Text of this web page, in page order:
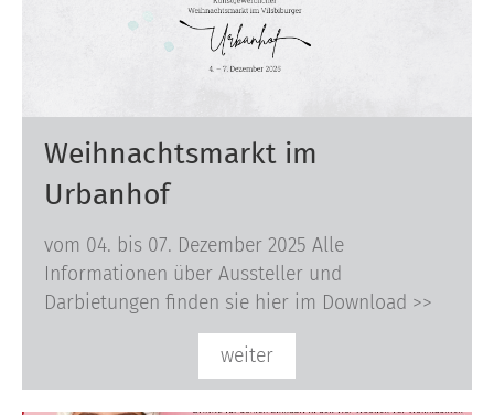
Weihnachtsmarkt im
Urbanhof
vom 04. bis 07. Dezember 2025 Alle
Informationen über Aussteller und
Darbietungen finden sie hier im Download >>
weiter